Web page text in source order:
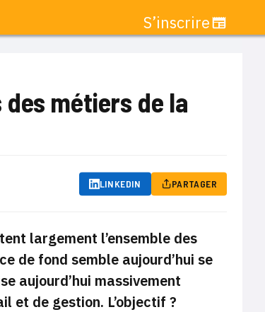
S’inscrire
métiers de la
LINKEDIN PARTAGER
largement l’ensemble des
de fond semble aujourd’hui se
aujourd’hui massivement
et de gestion. L’objectif ?